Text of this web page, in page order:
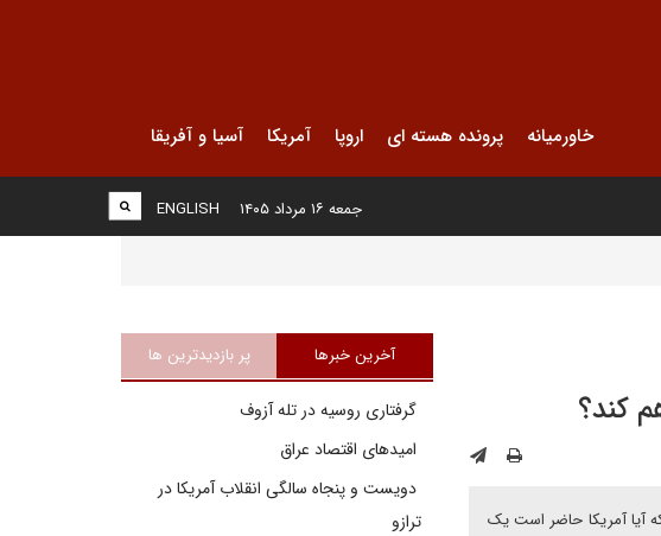
خاورمیانه پرونده هسته ای اروپا آمریکا آسیا و آفریقا
ENGLISH جمعه ۱۶ مرداد ۱۴۰۵
که آیا آمریکا حاضر است یک
آخرین خبرها پر بازدیدترین ها
گرفتاری روسیه در تله آزوف
امیدهای اقتصاد عراق
دویست و پنجاه سالگی انقلاب آمریکا در
ترازو